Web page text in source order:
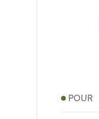
POUR